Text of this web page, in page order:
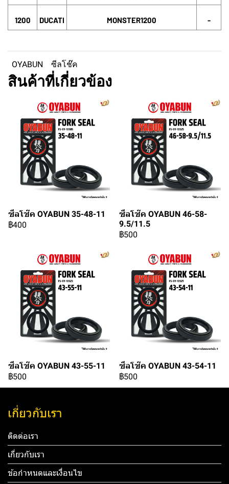
1200 DUCATI MONSTER1200 -
OYABUN ซีลโช๊ค
สินค้าที่เกี่ยวข้อง
ซีลโช๊ค OYABUN 35-48-11
฿400
ซีลโช๊ค OYABUN 46-58-
9.5/11.5
฿500
ซีลโช๊ค OYABUN 43-55-11
฿500
ซีลโช๊ค OYABUN 43-54-11
฿500
เกี่ยวกับเรา
ติดต่อเรา
เกี่ยวกับเรา
ข้อกำหนดและเงื่อนไข